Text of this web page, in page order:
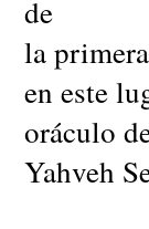
de
la
en este
oráculo
Yahveh